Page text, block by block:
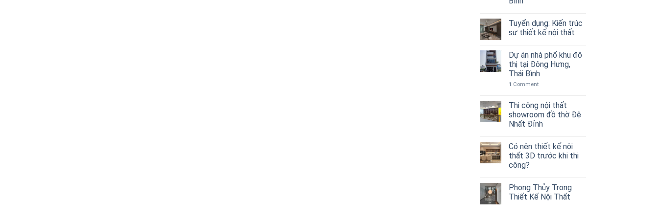
Tuyển dụng: Kiến trúc
sư thiết kế nội thất
Dự án nhà phố khu đô
thị tại Đông Hưng,
Thái Bình
1 Comment
Thi công nội thất
showroom đồ thờ Đệ
Nhất Đỉnh
Có nên thiết kế nội
thất 3D trước khi thi
công?
Phong Thủy Trong
Thiết Kế Nội Thất